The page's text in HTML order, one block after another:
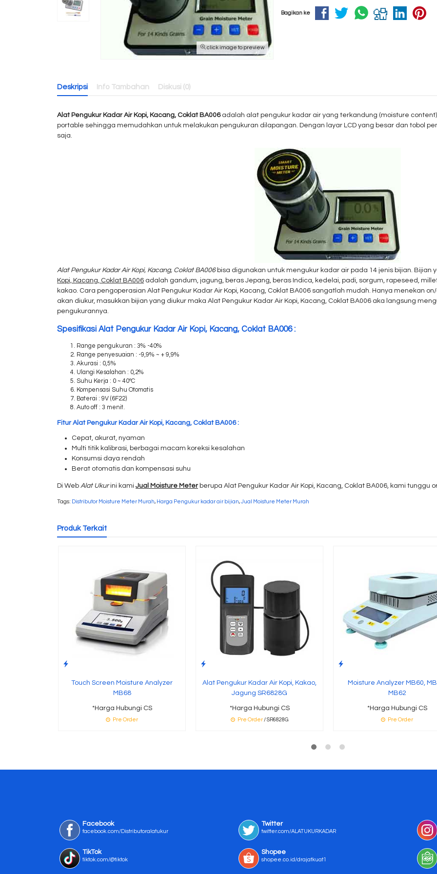
click image to preview
Bagikan ke
Deskripsi Info Tambahan Diskusi (0)
Alat Pengukur Kadar Air Kopi, Kacang, Coklat BA006adalah alat pengukur kadar air yang terkandung (moisture
portable sehingga memudahkan untuk melakukan pengukuran dilapangan. Dengan layar LCD yang besar dan tobol
saja.
Alat Pengukur Kadar Air Kopi, Kacang, Coklat BA006bisa digunakan untuk mengukur kadar air pada 14 jenis bijian. Bijian
Kopi, Kacang, Coklat BA006 adalah gandum, jagung, beras Jepang, beras Indica, kedelai, padi, sorgum, rapeseed,
kakao. Cara pengoperasian Alat Pengukur Kadar Air Kopi, Kacang, Coklat BA006 sangatlah mudah. Hanya menekan
akan diukur, masukkan bijian yang diukur maka Alat Pengukur Kadar Air Kopi, Kacang, Coklat BA006 aka langsung
pengukurannya.
Spesifikasi Alat Pengukur Kadar Air Kopi, Kacang, Coklat BA006 :
Range pengukuran : 3% -40%
Range penyesuaian : -9,9% ~ + 9,9%
Akurasi : 0,5%
Ulangi Kesalahan : 0,2%
Suhu Kerja : 0 ~ 40ºC
Kompensasi Suhu Otomatis
Baterai : 9V (6F22)
Auto off : 3 menit.
Fitur Alat Pengukur Kadar Air Kopi, Kacang, Coklat BA006 :
Cepat, akurat, nyaman
Multi titik kalibrasi, berbagai macam koreksi kesalahan
Konsumsi daya rendah
Berat otomatis dan kompensasi suhu
Di Web Alat Ukurini kamiJual Moisture Meterberupa Alat Pengukur Kadar Air Kopi, Kacang, Coklat BA006, kami tunggu
Tags: Distributor Moisture Meter Murah, Harga Pengukur kadar air bijian,Jual Moisture Meter Murah
Produk Terkait
Touch Screen Moisture Analyzer
MB68
*Harga Hubungi CS
Pre Order
Alat Pengukur Kadar Air Kopi, Kakao,
Jagung SR6828G
*Harga Hubungi CS
Pre Order/ SR6828G
Moisture Analyzer MB60,
MB62
*Harga Hubungi CS
Pre Order
Facebook
facebook.com/Distributoralatukur
Twitter
twitter.com/ALATUKURKADAR
TikTok
tiktok.com/@tiktok
Shopee
shopee.co.id/drajatkuat1